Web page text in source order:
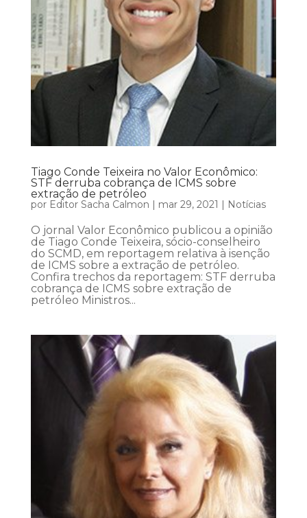
Tiago Conde Teixeira no Valor Econômico:
STF derruba cobrança de ICMS sobre
extração de petróleo
por Editor Sacha Calmon mar 29, 2021 Notícias
O jornal Valor Econômico publicou a opinião
de Tiago Conde Teixeira, sócio-conselheiro
do SCMD, em reportagem relativa à isenção
de ICMS sobre a extração de petróleo.
Confira trechos da reportagem: STF derruba
cobrança de ICMS sobre extração de
petróleo Ministros...